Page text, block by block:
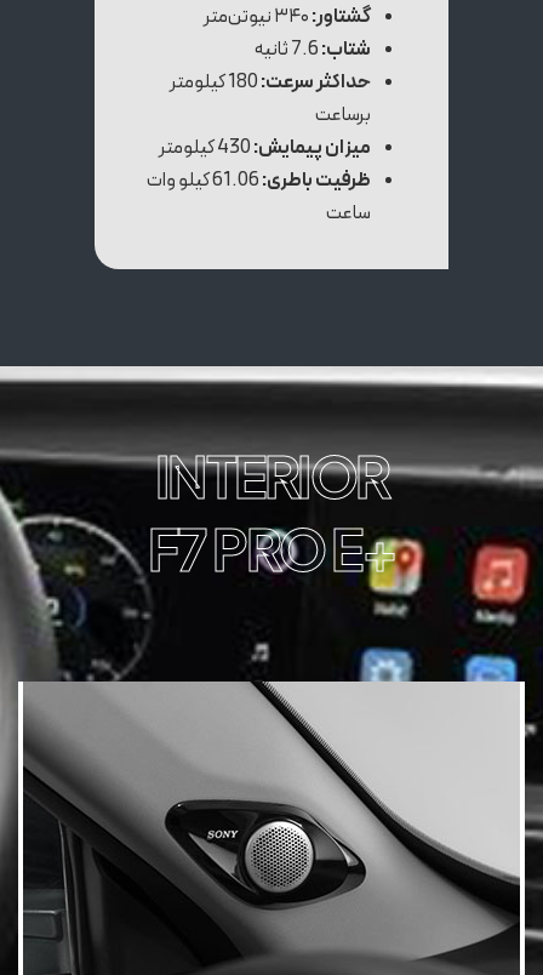
گشتاور:
شتاب:
حداکثر سرعت:
180 کیلومتر
برساعت
میزان پیمایش:430 کیلومتر
ظرفیت باطری:
61.06 کیلو وات
ساعت
INTERIOR
+F7 PRO E